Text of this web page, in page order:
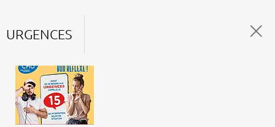
URGENCES